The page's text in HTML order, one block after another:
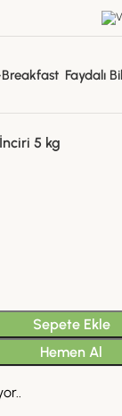
Faydalı
5 kg
Sepete Ekle
Hemen Al